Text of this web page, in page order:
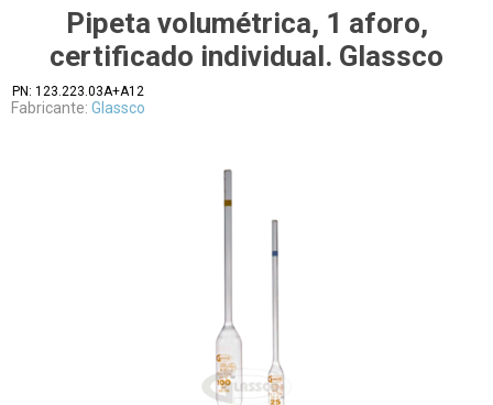
Pipeta volumétrica, 1 aforo,
certificado individual. Glassco
PN: 123.223.03A+A12
Fabricante: Glassco